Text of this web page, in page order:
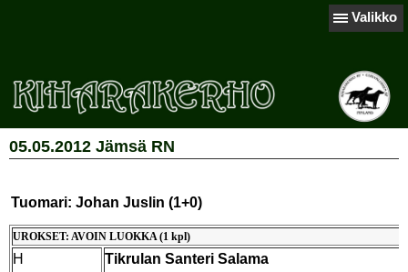
Valikko
05.05.2012 Jämsä RN
Tuomari: Johan Juslin (1+0)
UROKSET: AVOIN LUOKKA (1 kpl)
H
Tikrulan Santeri Salama